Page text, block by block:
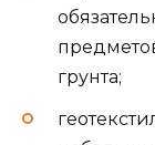
грунта;